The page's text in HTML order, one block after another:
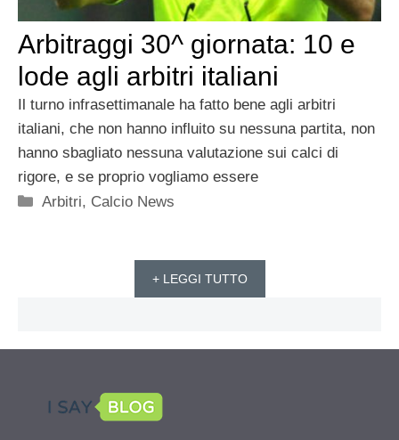
Arbitraggi 30^ giornata: 10 e
lode agli arbitri italiani
Il turno infrasettimanale ha fatto bene agli arbitri
italiani, che non hanno influito su nessuna partita, non
hanno sbagliato nessuna valutazione sui calci di
rigore, e se proprio vogliamo essere
Categorie
Arbitri, Calcio News
+ LEGGI TUTTO